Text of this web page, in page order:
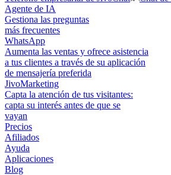
Agente de IA
Gestiona las preguntas
más frecuentes
WhatsApp
Aumenta las ventas y ofrece asistencia
a tus clientes a través de su aplicación
de mensajería preferida
JivoMarketing
Capta la atención de tus visitantes:
capta su interés antes de que se
vayan
Precios
Afiliados
Ayuda
Aplicaciones
Blog